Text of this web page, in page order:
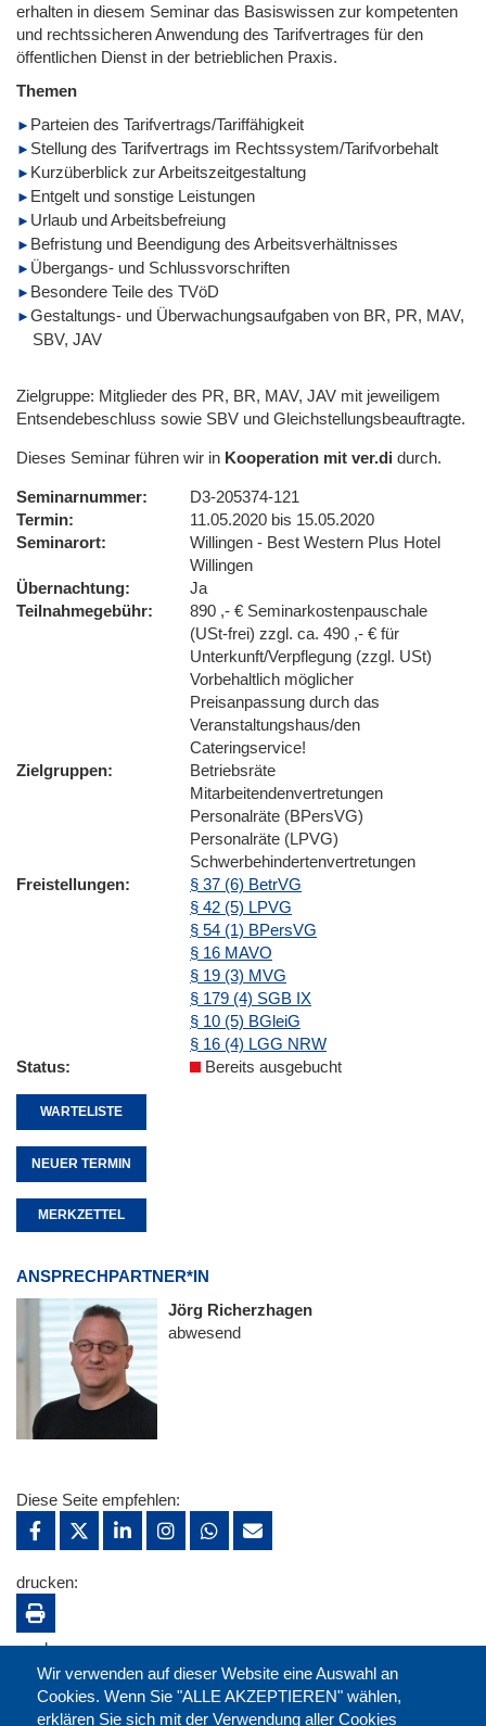
erhalten in diesem Seminar das Basiswissen zur kompetenten
und rechtssicheren Anwendung des Tarifvertrages für den
öffentlichen Dienst in der betrieblichen Praxis.
Themen
Parteien des Tarifvertrags/Tariffähigkeit
Stellung des Tarifvertrags im Rechtssystem/Tarifvorbehalt
Kurzüberblick zur Arbeitszeitgestaltung
Entgelt und sonstige Leistungen
Urlaub und Arbeitsbefreiung
Befristung und Beendigung des Arbeitsverhältnisses
Übergangs- und Schlussvorschriften
Besondere Teile des TVöD
Gestaltungs- und Überwachungsaufgaben von BR, PR, MAV,
SBV, JAV
Zielgruppe: Mitglieder des PR, BR, MAV, JAV mit jeweiligem
Entsendebeschluss sowie SBV und Gleichstellungsbeauftragte.
Dieses Seminar führen wir in Kooperation mit ver.di durch.
Seminarnummer
D3-205374-121
Termin
11.05.2020 bis 15.05.2020
Seminarort
Willingen - Best Western Plus Hotel
Willingen
Übernachtung
Ja
Teilnahmegebühr
890 ,- € Seminarkostenpauschale
(USt-frei) zzgl. ca. 490 ,- € für
Unterkunft/Verpflegung (zzgl. USt)
Vorbehaltlich möglicher
Preisanpassung durch das
Veranstaltungshaus/den
Cateringservice!
Zielgruppen
Betriebsräte
Mitarbeitendenvertretungen
Personalräte (BPersVG)
Personalräte (LPVG)
Schwerbehindertenvertretungen
Freistellungen
§ 37 (6) BetrVG
§ 42 (5) LPVG
§ 54 (1) BPersVG
§ 16 MAVO
§ 19 (3) MVG
§ 179 (4) SGB IX
§ 10 (5) BGleiG
§ 16 (4) LGG NRW
Status
Bereits ausgebucht
WARTELISTE
NEUER TERMIN
MERKZETTEL
ANSPRECHPARTNER*IN
Jörg Richerzhagen
abwesend
Wir verwenden auf dieser Website eine Auswahl an
Cookies. Wenn Sie "ALLE AKZEPTIEREN" wählen,
erklären Sie sich mit der Verwendung aller Cookies
Diese Seite empfehlen:
drucken:
merken: